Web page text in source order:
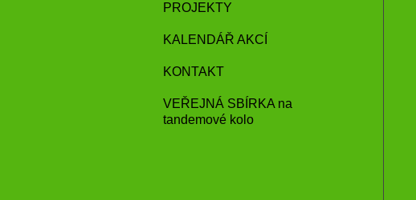
PROJEKTY
KALENDÁŘ AKCÍ
KONTAKT
VEŘEJNÁ SBÍRKA na
tandemové kolo